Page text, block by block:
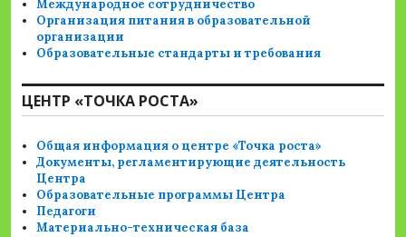
Международное сотрудничество
Организация питания в образовательной
организации
Образовательные стандарты и требования
ЦЕНТР «ТОЧКА РОСТА»
Общая информация о центре «Точка роста»
Документы, регламентирующие деятельность
Центра
Образовательные программы Центра
Педагоги
Материально-техническая база